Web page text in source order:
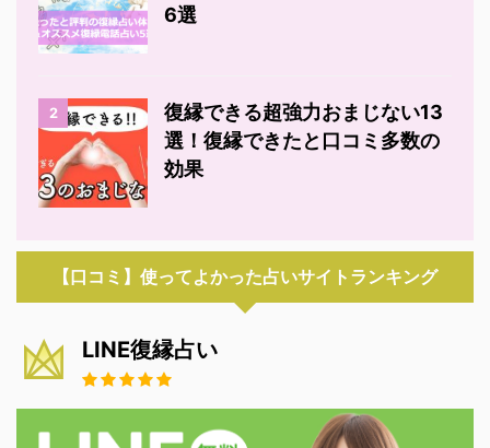
6選
2
復縁できる超強力おまじない13
選！復縁できたと口コミ多数の
効果
【口コミ】使ってよかった占いサイトランキング
LINE復縁占い